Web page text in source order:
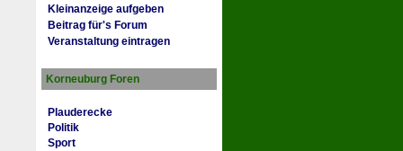
Kleinanzeige aufgeben
Beitrag für's Forum
Veranstaltung eintragen
Korneuburg Foren
Plauderecke
Politik
Sport